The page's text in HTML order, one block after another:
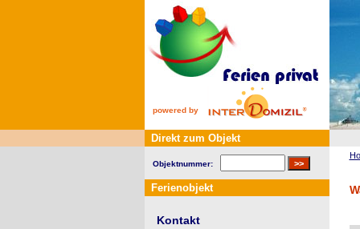
powered by
Direkt zum Objekt
Objektnummer:
Ferienobjekt
Kontakt